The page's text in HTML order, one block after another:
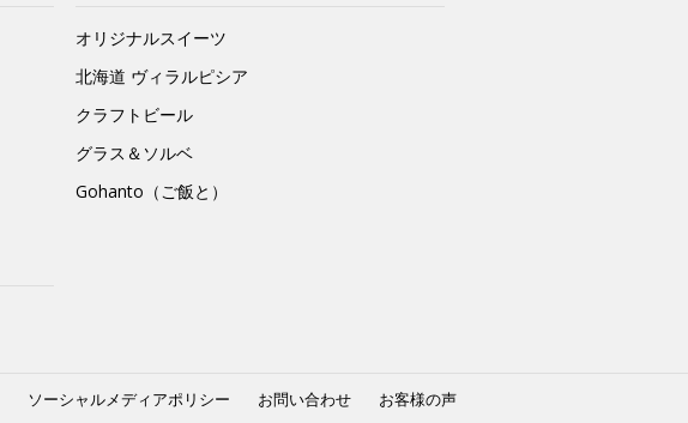
オリジナルスイーツ
北海道 ヴィラルピシア
クラフトビール
グラス＆ソルベ
Gohanto（ご飯と）
ソーシャルメディアポリシー お問い合わせ お客様の声